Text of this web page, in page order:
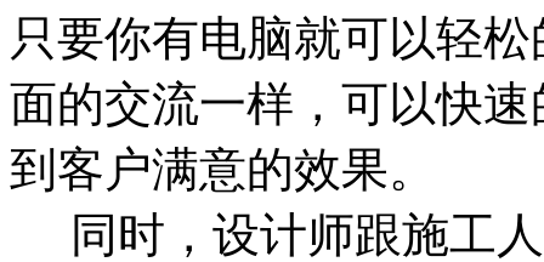
只要你有电脑就可以轻
面的交流一样，可以快
到客户满意的效果。
同时，设计师跟施工